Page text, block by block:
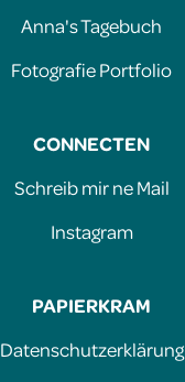
Anna's Tagebuch
Fotografie Portfolio
CONNECTEN
Schreib mir ne Mail
Instagram
PAPIERKRAM
Datenschutzerklärung